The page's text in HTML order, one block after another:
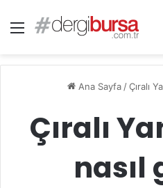
Menü
Ana Sayfa /Çıralı
Çıralı
nasıl